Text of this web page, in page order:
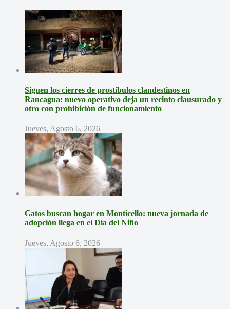
Siguen los cierres de prostíbulos clandestinos en
Rancagua: nuevo operativo deja un recinto clausurado y
otro con prohibición de funcionamiento
Jueves, Agosto 6, 2026
Gatos buscan hogar en Monticello: nueva jornada de
adopción llega en el Día del Niño
Jueves, Agosto 6, 2026